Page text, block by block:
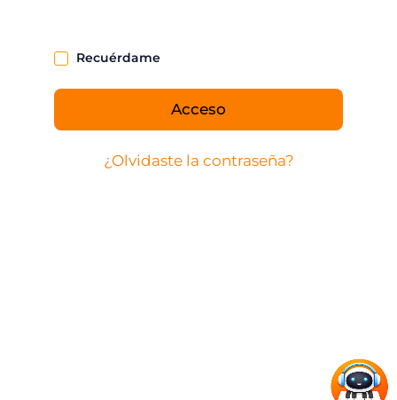
Recuérdame
Acceso
¿Olvidaste la contraseña?